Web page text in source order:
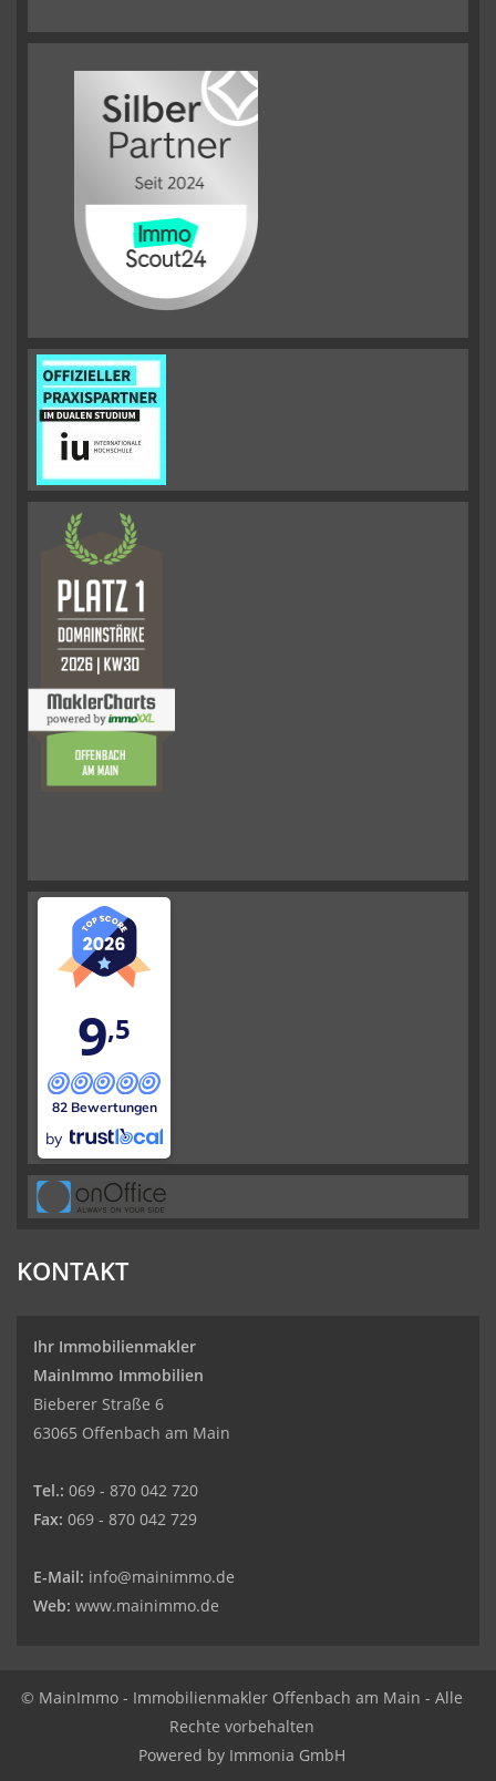
9,5
82 Bewertungen
by
KONTAKT
Ihr Immobilienmakler
MainImmo Immobilien
Bieberer Straße 6
63065 Offenbach am Main
Tel.: 069 - 870 042 720
Fax: 069 - 870 042 729
E-Mail: info@mainimmo.de
Web: www.mainimmo.de
© MainImmo - Immobilienmakler Offenbach am Main - Alle
Rechte vorbehalten
Powered by Immonia GmbH